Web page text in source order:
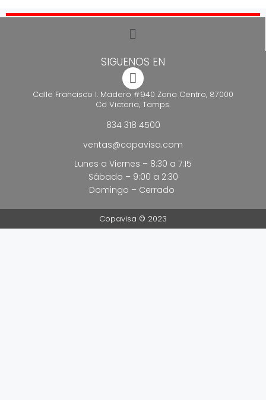
SIGUENOS EN
Calle Francisco I. Madero #940 Zona Centro, 87000
Cd Victoria, Tamps.
834 318 4500
ventas@copavisa.com
Lunes a Viernes – 8:30 a 7:15
Sábado – 9:00 a 2:30
Domingo – Cerrado
Copavisa © 2023